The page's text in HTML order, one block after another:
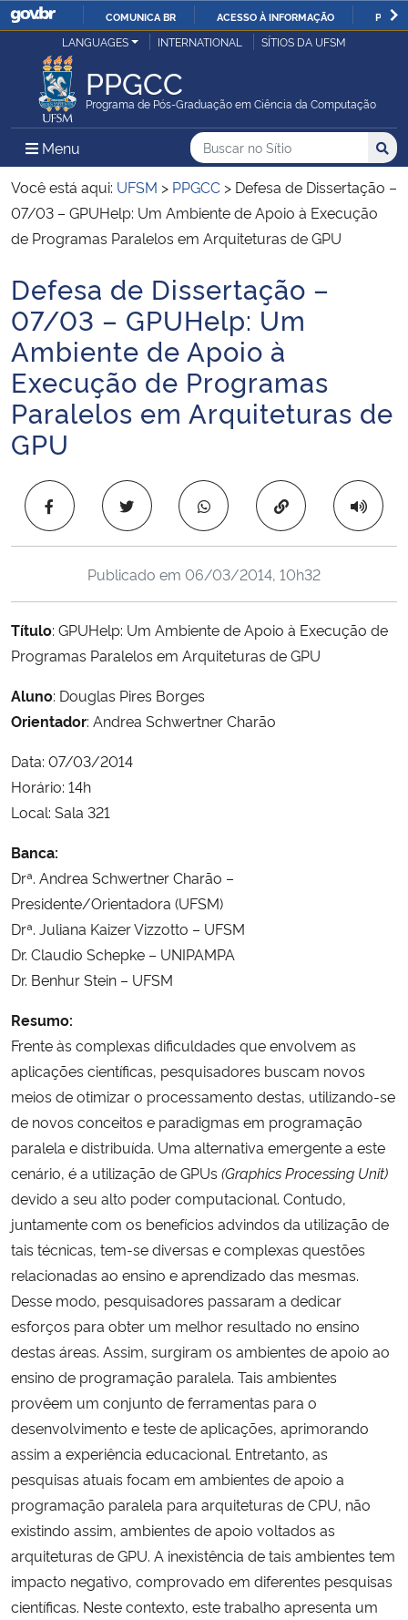
IR
COMUNICA BR ACESSO À INFORMAÇÃO
Ministério da Justiça e Segurança Pública
Ministério da Defesa
Ministério das Relações Exteriores
Ministério da Economia
Ministério da Infraestrutura
Ministério da Agricultura, Pecuária e Abastecimento
Ministério da Educação
Ministério da Cidadania
Ministério de Minas e Energia
Ministério da Ciência, Tecnologia, Inovações e Comunicações
Ministério do Turismo
Ministério do Desenvolvimento Regional
Controladoria-Geral da União
Ministério da Mulher, da Família e dos Direitos Humanos
Secretaria-Geral
Secretaria de Governo
Gabinete de Segurança Institucional
Banco Central do Brasil
Planalto
LANGUAGES INTERNATIONAL SÍTIOS DA UFSM
PPGCC
Programa de Pós-Graduação em Ciência da Computação
Menu Menu Principal do Sítio
Busca
Buscar no no Sítio
Busca:
Você está aqui: UFSM > PPGCC > Defesa de Dissertação –
07/03 – GPUHelp: Um Ambiente de Apoio à Execução
de Programas Paralelos em Arquiteturas de GPU
Início do conteúdo
Defesa de Dissertação –
07/03 – GPUHelp: Um
Ambiente de Apoio à
Execução de Programas
Paralelos em Arquiteturas de
GPU
Copiar para área
Publicado em 06/03/2014, 10h32
Título: GPUHelp: Um Ambiente de Apoio à Execução de
Programas Paralelos em Arquiteturas de GPU
Aluno: Douglas Pires Borges
Orientador: Andrea Schwertner Charão
Data: 07/03/2014
Horário: 14h
Local: Sala 321
Banca:
Drª. Andrea Schwertner Charão –
Presidente/Orientadora (UFSM)
Drª. Juliana Kaizer Vizzotto – UFSM
Dr. Claudio Schepke – UNIPAMPA
Dr. Benhur Stein – UFSM
Resumo:
Frente às complexas dificuldades que envolvem as
aplicações científicas, pesquisadores buscam novos
meios de otimizar o processamento destas, utilizando-se
de novos conceitos e paradigmas em programação
paralela e distribuída. Uma alternativa emergente a este
cenário, é a utilização de GPUs (Graphics Processing Unit)
devido a seu alto poder computacional. Contudo,
juntamente com os benefícios advindos da utilização de
tais técnicas, tem-se diversas e complexas questões
relacionadas ao ensino e aprendizado das mesmas.
Desse modo, pesquisadores passaram a dedicar
esforços para obter um melhor resultado no ensino
destas áreas. Assim, surgiram os ambientes de apoio ao
ensino de programação paralela. Tais ambientes
provêem um conjunto de ferramentas para o
desenvolvimento e teste de aplicações, aprimorando
assim a experiência educacional. Entretanto, as
pesquisas atuais focam em ambientes de apoio a
programação paralela para arquiteturas de CPU, não
existindo assim, ambientes de apoio voltados as
arquiteturas de GPU. A inexistência de tais ambientes tem
impacto negativo, comprovado em diferentes pesquisas
científicas. Neste contexto, este trabalho apresenta um